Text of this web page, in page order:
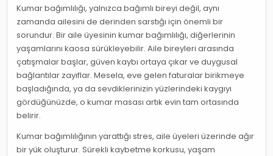
Kumar bağımlılığı, yalnızca bağımlı bireyi değil, aynı
zamanda ailesini de derinden sarstığı için önemli bir
sorundur. Bir aile üyesinin kumar bağımlılığı, diğerlerinin
yaşamlarını kaosa sürükleyebilir. Aile bireyleri arasında
çatışmalar başlar, güven kaybı ortaya çıkar ve duygusal
bağlantılar zayıflar. Mesela, eve gelen faturalar birikmeye
başladığında, ya da sevdiklerinizin yüzlerindeki kaygıyı
gördüğünüzde, o kumar masası artık evin tam ortasında
belirir.
Kumar bağımlılığının yarattığı stres, aile üyeleri üzerinde ağır
bir yük oluşturur. Sürekli kaybetme korkusu, yaşam